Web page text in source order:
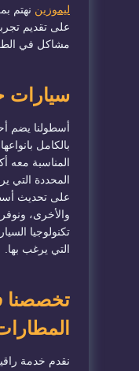
ليموزين نهتم
على تقديم
مشاكل في
سيارات
أسطولنا يضم
بالكامل
المناسبة معه
المحددة التي
على تحديث
والأخرى،
تكنولوجيا
التي يرغب بها.
نقدم خدمة